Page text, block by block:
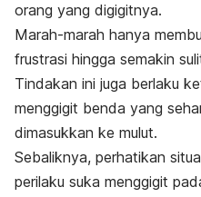
orang yang digigitnya.
Marah-marah hanya
frustrasi hingga semakin
Tindakan ini juga berlaku
menggigit benda yang
dimasukkan ke mulut.
Sebaliknya, perhatikan
perilaku suka menggigit